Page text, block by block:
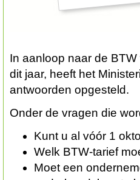
In aanloop naar de
dit jaar, heeft het
antwoorden opgesteld.
Onder de vragen die
Kunt u al vóór 1
Welk BTW-tarief
Moet een